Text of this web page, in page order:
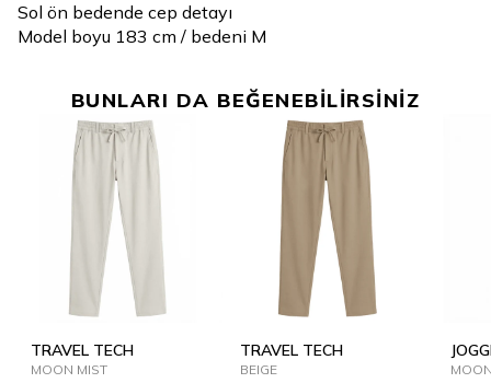
Sol ön bedende cep detayı
Model boyu 183 cm / bedeni M
BUNLARI DA BEĞENEBİLİRSİNİZ
TRAVEL TECH
MOON MIST
TRAVEL TECH
BEIGE